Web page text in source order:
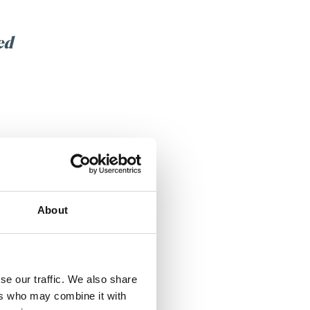
About
our traffic. We also share
who may combine it with
pratade med
släpptes under
fort – containrarna
hjälpa till om något